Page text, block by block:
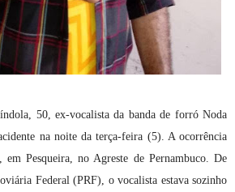
50, ex-vocalista da banda de forró Noda
na noite da terça-feira (5). A ocorrência
Pesqueira, no Agreste de Pernambuco. De
Federal (PRF), o vocalista estava sozinho